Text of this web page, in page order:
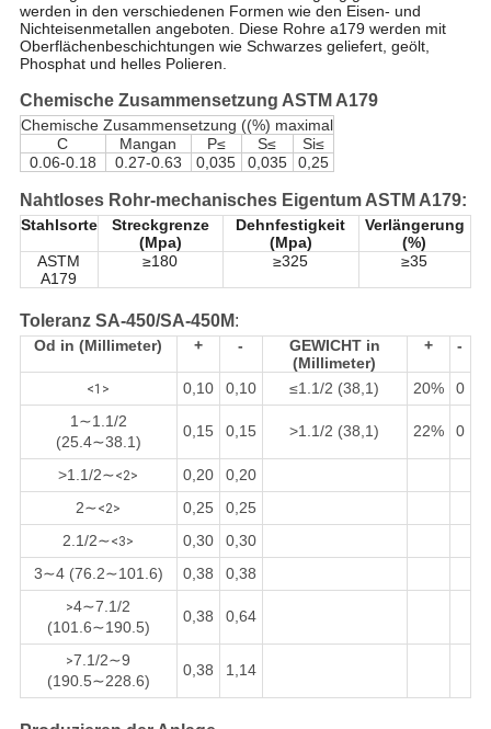
werden in den verschiedenen Formen wie den Eisen- und
Nichteisenmetallen angeboten. Diese Rohre a179 werden mit
Oberflächenbeschichtungen wie Schwarzes geliefert, geölt,
Phosphat und helles Polieren.
Chemische Zusammensetzung ASTM A179
Chemische Zusammensetzung ((%) maximal
C
Mangan P≤ S≤
Si≤
0.06-0.18
0.27-0.63 0,035 0,035 0,25
Nahtloses Rohr-mechanisches EigentumASTM A179:
Stahlsorte
Streckgrenze
(Mpa)
Dehnfestigkeit
(Mpa)
Verlängerung
(%)
ASTM
A179
≥180 ≥325 ≥35
Toleranz SA-450/SA-450M:
Od in (Millimeter) + -
GEWICHT in
(Millimeter)
+ -
<1> 0,10 0,10 ≤1.1/2 (38,1) 20%
0
1∼1.1/2
(25.4∼38.1)
0,15 0,15 >1.1/2 (38,1) 22% 0
>1.1/2∼<2> 0,20
0,20
2∼<2> 0,25
0,25
2.1/2∼<3> 0,30
0,30
3∼4 (76.2∼101.6)
0,38 0,38
>4∼7.1/2
(101.6∼190.5)
0,38 0,64
>7.1/2∼9
(190.5∼228.6)
0,38 1,14